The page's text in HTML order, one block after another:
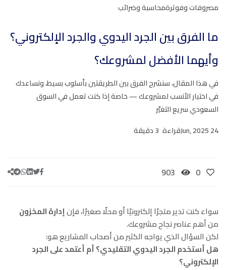
مصروفات وفوترةمحاسبة وضرائب
ما الفرق بين الجرد اليدوي والجرد الإلكتروني؟
وأيهما الأفضل لمشروعك؟
في هذا المقال، سنشرح الفرق بين الطريقتين بأسلوب بسيط، ونساعدك
في اختيار الأنسب لمشروعك — خاصة إذا كنت تعمل في السوق
السعودي سريع التغيّر
24 Jun, 2025
قراءة 3 دقيقة
سواء كنت تدير متجرًا إلكترونيًا أو محلًا صغيرًا، فإنإدارة المخزون
من أهم عناصر نجاح مشروعك.
لكن السؤال الذي يواجه الكثير من أصحاب المشاريع هو:
هل أستخدم الجرد اليدوي التقليدي؟ أم أعتمد على الجرد
الإلكتروني؟
0
903